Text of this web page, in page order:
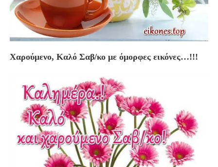
Χαρούμενο, Καλό Σαβ/κο με όμορφες εικόνες…!!!